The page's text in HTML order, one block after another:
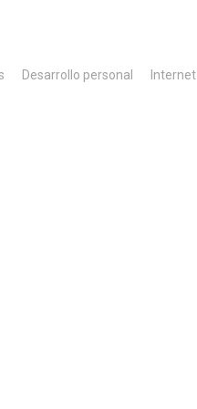
Desarrollo personal Internet